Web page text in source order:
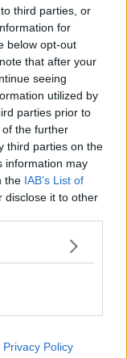
third parties, or
for
below opt-out
that after your
seeing
utilized by
parties prior to
the further
third parties on the
information may
the IAB’s List of
disclose it to other
Privacy Policy
le foto presenti
da repertorio ma
mare, posizione
nell’annuncio,
nel web e, una
satellite.
tramite
e foto aggiuntive
chiedendo il
è opportuno fare
cui è presente
e controllando se
in linea con la
l’importo